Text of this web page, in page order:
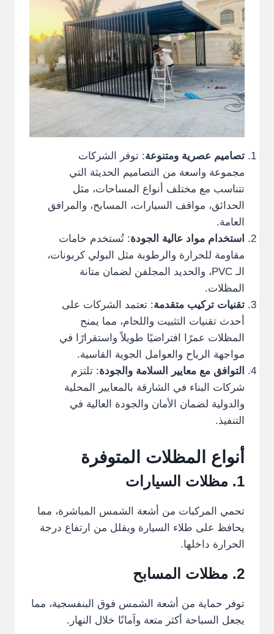
تصاميم عصرية ومتنوعة: توفر الشركات
مجموعة واسعة من التصاميم الحديثة التي
تتناسب مع مختلف أنواع المساحات، مثل
الحدائق، مواقف السيارات، المسابح، والمرافق
العامة.
استخدام مواد عالية الجودة: تُستخدم خامات
مقاومة للحرارة والرطوبة مثل البولي كربونات،
الـ PVC، والحديد المجلفن لضمان متانة
المظلات.
تقنيات تركيب متقدمة: تعتمد الشركات على
أحدث تقنيات التثبيت واللحام، مما يمنح
المظلات عمرًا افتراضيًا طويلاً واستقرارًا في
مواجهة الرياح والعوامل الجوية القاسية.
التوافق مع معايير السلامة والجودة: تلتزم
شركات البناء في الشارقة بالمعايير المحلية
والدولية لضمان الأمان والجودة العالية في
التنفيذ.
أنواع المظلات المتوفرة
1. مظلات السيارات
تحمي المركبات من أشعة الشمس المباشرة، مما
يحافظ على طلاء السيارة ويقلل من ارتفاع درجة
الحرارة داخلها.
2. مظلات المسابح
توفر حماية من أشعة الشمس فوق البنفسجية، مما
يجعل السباحة أكثر متعة وآمانًا خلال النهار.